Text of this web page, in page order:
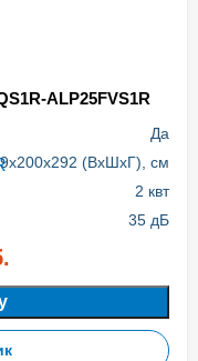
ALP25FVS1R
Да
(ВхШхГ), см
2 квт
35 дБ